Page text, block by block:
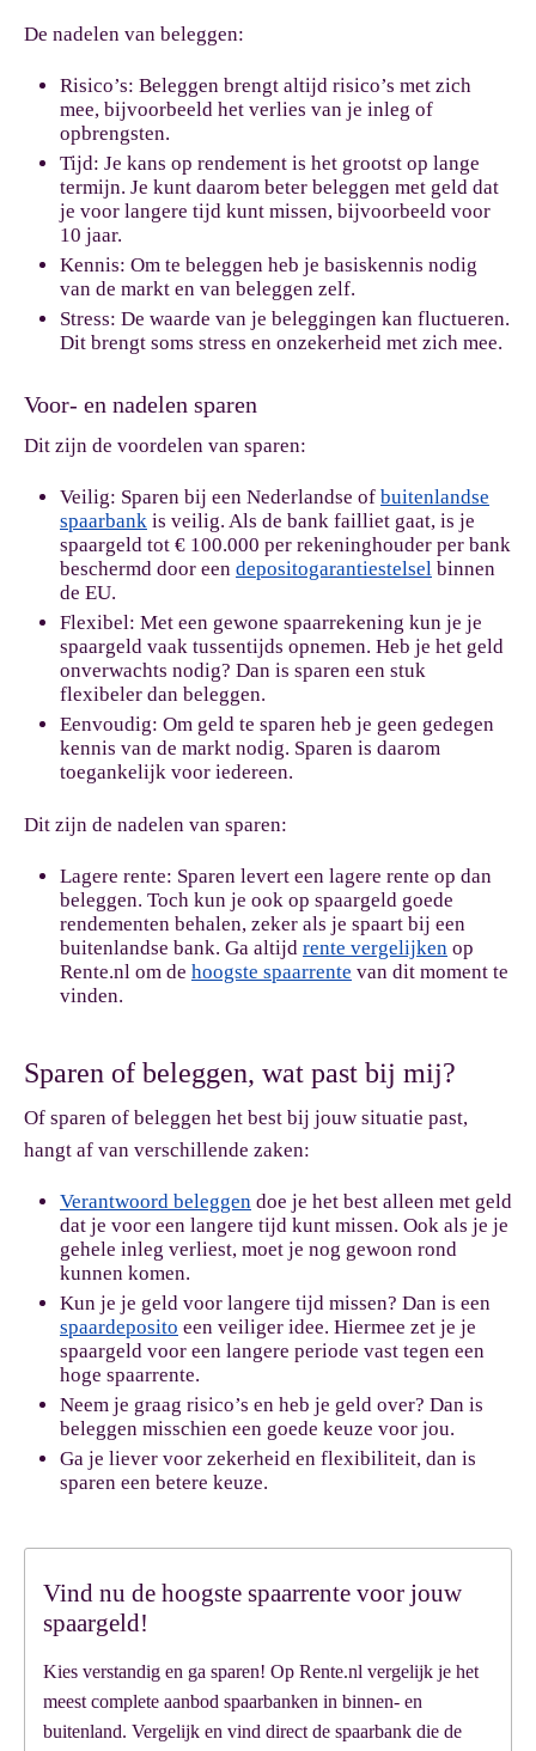
De nadelen van beleggen:
Risico’s: Beleggen brengt altijd risico’s met zich
mee, bijvoorbeeld het verlies van je inleg of
opbrengsten.
Tijd: Je kans op rendement is het grootst op lange
termijn. Je kunt daarom beter beleggen met geld dat
je voor langere tijd kunt missen, bijvoorbeeld voor
10 jaar.
Kennis: Om te beleggen heb je basiskennis nodig
van de markt en van beleggen zelf.
Stress: De waarde van je beleggingen kan fluctueren.
Dit brengt soms stress en onzekerheid met zich mee.
Voor- en nadelen sparen
Dit zijn de voordelen van sparen:
Veilig: Sparen bij een Nederlandse of buitenlandse
spaarbank is veilig. Als de bank failliet gaat, is je
spaargeld tot € 100.000 per rekeninghouder per bank
beschermd door een depositogarantiestelsel binnen
de EU.
Flexibel: Met een gewone spaarrekening kun je je
spaargeld vaak tussentijds opnemen. Heb je het geld
onverwachts nodig? Dan is sparen een stuk
flexibeler dan beleggen.
Eenvoudig: Om geld te sparen heb je geen gedegen
kennis van de markt nodig. Sparen is daarom
toegankelijk voor iedereen.
Dit zijn de nadelen van sparen:
Lagere rente: Sparen levert een lagere rente op dan
beleggen. Toch kun je ook op spaargeld goede
rendementen behalen, zeker als je spaart bij een
buitenlandse bank. Ga altijd rente vergelijken op
Rente.nl om de hoogste spaarrente van dit moment te
vinden.
Sparen of beleggen, wat past bij mij?
Of sparen of beleggen het best bij jouw situatie past,
hangt af van verschillende zaken:
Verantwoord beleggen doe je het best alleen met geld
dat je voor een langere tijd kunt missen. Ook als je je
gehele inleg verliest, moet je nog gewoon rond
kunnen komen.
Kun je je geld voor langere tijd missen? Dan is een
spaardeposito een veiliger idee. Hiermee zet je je
spaargeld voor een langere periode vast tegen een
hoge spaarrente.
Neem je graag risico’s en heb je geld over? Dan is
beleggen misschien een goede keuze voor jou.
Ga je liever voor zekerheid en flexibiliteit, dan is
sparen een betere keuze.
Vind nu de hoogste spaarrente voor jouw
spaargeld!
Kies verstandig en ga sparen! Op Rente.nl vergelijk je het
meest complete aanbod spaarbanken in binnen- en
buitenland. Vergelijk en vind direct de spaarbank die de